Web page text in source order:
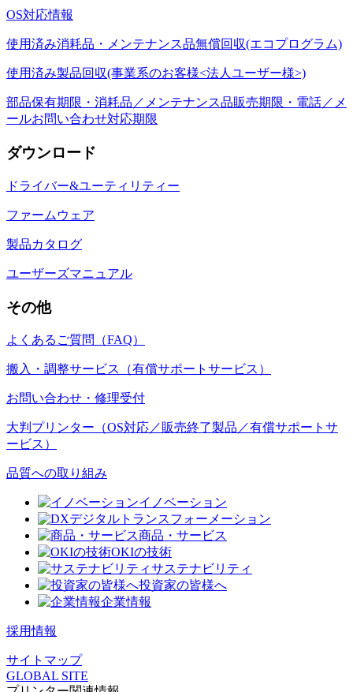
OS対応情報
使用済み消耗品・メンテナンス品無償回収(エコプログラム)
使用済み製品回収(事業系のお客様<法人ユーザー様>)
部品保有期限・消耗品／メンテナンス品販売期限・電話／メ
ールお問い合わせ対応期限
ダウンロード
ドライバー&ユーティリティー
ファームウェア
製品カタログ
ユーザーズマニュアル
その他
よくあるご質問（FAQ）
搬入・調整サービス（有償サポートサービス）
お問い合わせ・修理受付
大判プリンター（OS対応／販売終了製品／有償サポートサ
ービス）
品質への取り組み
イノベーション
デジタルトランスフォーメーション
商品・サービス
OKIの技術
サステナビリティ
投資家の皆様へ
企業情報
採用情報
サイトマップ
GLOBAL SITE